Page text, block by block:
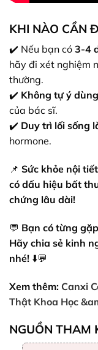
KHI NÀO CẦN
✔️ Nếu bạn có 3-4
hãy đi xét nghiệm
thường.
✔️ Không tự ý
của bác sĩ.
✔️ Duy trì lối sống
hormone.
📌 Sức khỏe nội
có dấu hiệu bất
chứng lâu dài!
💬 Bạn có từng
Hãy chia sẻ kinh
nhé! ⬇️💬
Xem thêm: Canxi
Thật Khoa Học
NGUỒN THAM